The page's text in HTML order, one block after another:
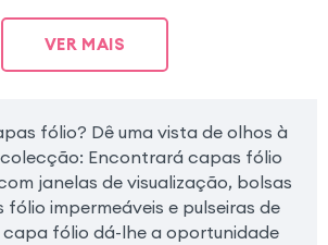
VER MAIS
fólio? Dê uma vista de olhos à
Encontrará capas fólio
janelas de visualização, bolsas
impermeáveis e pulseiras de
fólio dá-lhe a oportunidade